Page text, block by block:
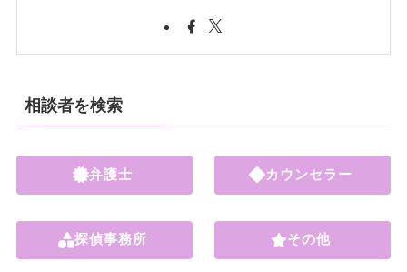
相談者を検索
弁護士
探偵事務所
カウンセラー
その他